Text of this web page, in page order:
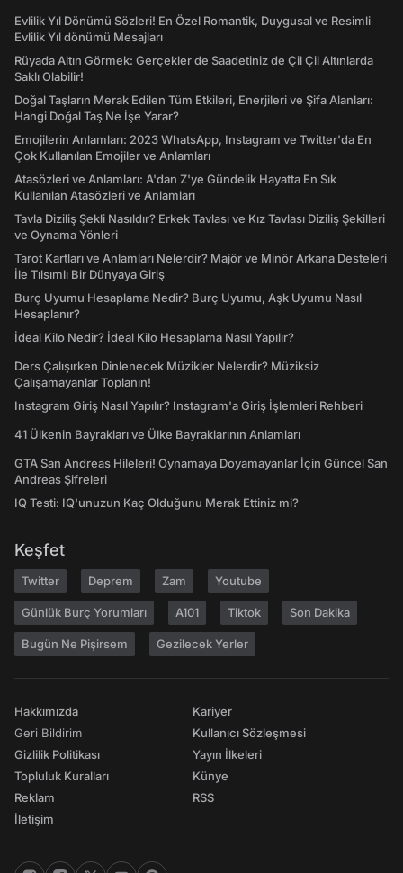
Evlilik Yıl Dönümü Sözleri! En Özel Romantik, Duygusal ve Resimli
Evlilik Yıl dönümü Mesajları
Rüyada Altın Görmek: Gerçekler de Saadetiniz de Çil Çil Altınlarda
Saklı Olabilir!
Doğal Taşların Merak Edilen Tüm Etkileri, Enerjileri ve Şifa Alanları:
Hangi Doğal Taş Ne İşe Yarar?
Emojilerin Anlamları: 2023 WhatsApp, Instagram ve Twitter'da En
Çok Kullanılan Emojiler ve Anlamları
Atasözleri ve Anlamları: A'dan Z'ye Gündelik Hayatta En Sık
Kullanılan Atasözleri ve Anlamları
Tavla Diziliş Şekli Nasıldır? Erkek Tavlası ve Kız Tavlası Diziliş Şekilleri
ve Oynama Yönleri
Tarot Kartları ve Anlamları Nelerdir? Majör ve Minör Arkana Desteleri
İle Tılsımlı Bir Dünyaya Giriş
Burç Uyumu Hesaplama Nedir? Burç Uyumu, Aşk Uyumu Nasıl
Hesaplanır?
İdeal Kilo Nedir? İdeal Kilo Hesaplama Nasıl Yapılır?
Ders Çalışırken Dinlenecek Müzikler Nelerdir? Müziksiz
Çalışamayanlar Toplanın!
Instagram Giriş Nasıl Yapılır? Instagram'a Giriş İşlemleri Rehberi
41 Ülkenin Bayrakları ve Ülke Bayraklarının Anlamları
GTA San Andreas Hileleri! Oynamaya Doyamayanlar İçin Güncel San
Andreas Şifreleri
IQ Testi: IQ'unuzun Kaç Olduğunu Merak Ettiniz mi?
Keşfet
Twitter Deprem Zam Youtube
Günlük Burç Yorumları A101 Tiktok Son Dakika
Bugün Ne Pişirsem Gezilecek Yerler
Hakkımızda
Geri Bildirim
Gizlilik Politikası
Topluluk Kuralları
Reklam
İletişim
Kariyer
Kullanıcı Sözleşmesi
Yayın İlkeleri
Künye
RSS